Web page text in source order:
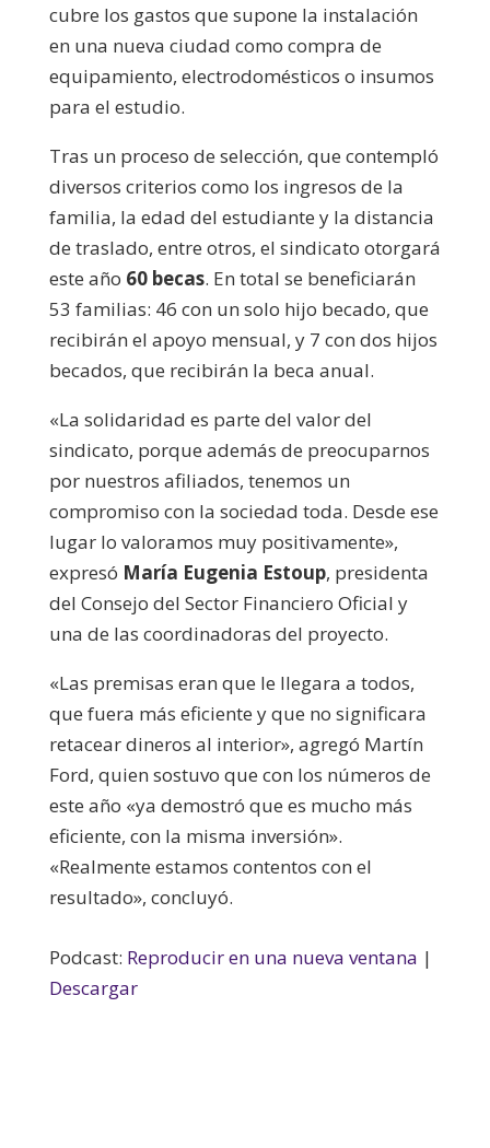
cubre los gastos que supone la instalación
en una nueva ciudad como compra de
equipamiento, electrodomésticos o insumos
para el estudio.
Tras un proceso de selección, que contempló
diversos criterios como los ingresos de la
familia, la edad del estudiante y la distancia
de traslado, entre otros, el sindicato otorgará
este año 60 becas. En total se beneficiarán
53 familias: 46 con un solo hijo becado, que
recibirán el apoyo mensual, y 7 con dos hijos
becados, que recibirán la beca anual.
«La solidaridad es parte del valor del
sindicato, porque además de preocuparnos
por nuestros afiliados, tenemos un
compromiso con la sociedad toda. Desde ese
lugar lo valoramos muy positivamente»,
expresó María Eugenia Estoup, presidenta
del Consejo del Sector Financiero Oficial y
una de las coordinadoras del proyecto.
«Las premisas eran que le llegara a todos,
que fuera más eficiente y que no significara
retacear dineros al interior», agregó Martín
Ford, quien sostuvo que con los números de
este año «ya demostró que es mucho más
eficiente, con la misma inversión».
«Realmente estamos contentos con el
resultado», concluyó.
Podcast: Reproducir en una nueva ventana |
Descargar